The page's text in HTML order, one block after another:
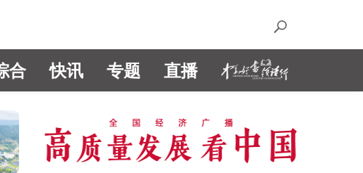
合 快讯 专题 直播